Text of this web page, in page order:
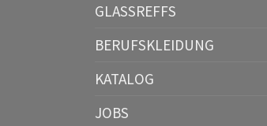
GLASSREFFS
BERUFSKLEIDUNG
KATALOG
JOBS